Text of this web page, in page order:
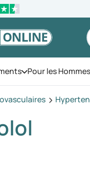
Ouvrez le menu
Pour les Hommes